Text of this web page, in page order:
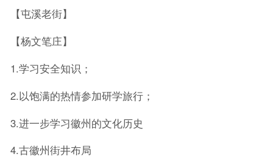
【屯溪老街】
【杨文笔庄】
1.学习安全知识；
2.以饱满的热情参加研学旅行；
3.进一步学习徽州的文化历史
4.古徽州街井布局